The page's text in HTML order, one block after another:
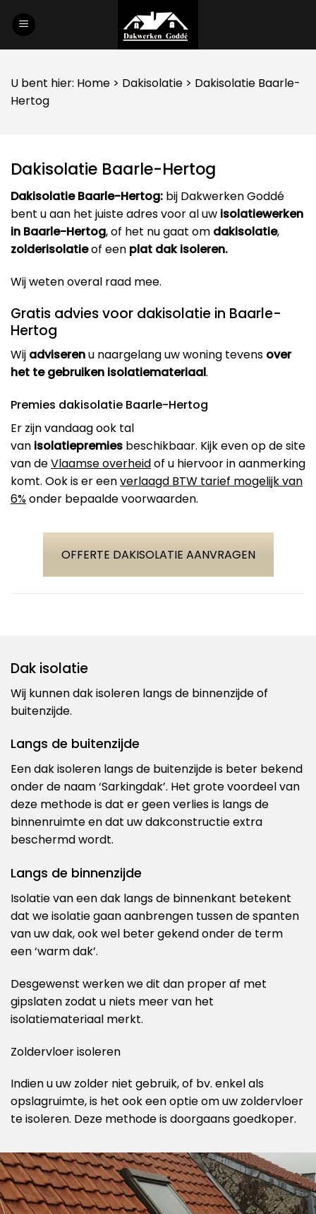
U bent hier: Home > Dakisolatie > Dakisolatie Baarle-
Hertog
Dakisolatie Baarle-Hertog
Dakisolatie Baarle-Hertog: bij Dakwerken Goddé
bent u aan het juiste adres voor al uw isolatiewerken
in Baarle-Hertog, of het nu gaat om dakisolatie,
zolderisolatieof een plat dak isoleren.
Wij weten overal raad mee.
Gratis advies voor dakisolatie in Baarle-
Hertog
Wij adviserenu naargelang uw woning tevens over
het te gebruiken isolatiemateriaal.
Premies dakisolatie Baarle-Hertog
Er zijn vandaag ook tal
van isolatiepremies beschikbaar. Kijk even op de site
van deVlaamse overheidof u hiervoor in aanmerking
komt. Ook is er eenverlaagd BTW tarief mogelijk van
6%onder bepaalde voorwaarden.
OFFERTE DAKISOLATIE AANVRAGEN
Dak isolatie
Wij kunnen dak isoleren langs de binnenzijde of
buitenzijde.
Langs de buitenzijde
Een dak isoleren langs de buitenzijde is beter bekend
onder de naam ‘Sarkingdak’. Het grote voordeel van
deze methode is dat er geen verlies is langs de
binnenruimte en dat uw dakconstructie extra
beschermd wordt.
Langs de binnenzijde
Isolatie van een dak langs de binnenkant betekent
dat we isolatie gaan aanbrengen tussen de spanten
van uw dak, ook wel beter gekend onder de term
een ‘warm dak’.
Desgewenst werken we dit dan proper af met
gipslaten zodat u niets meer van het
isolatiemateriaal merkt.
Zoldervloer isoleren
Indien u uw zolder niet gebruik, of bv. enkel als
opslagruimte, is het ook een optie om uw zoldervloer
te isoleren. Deze methode is doorgaans goedkoper.